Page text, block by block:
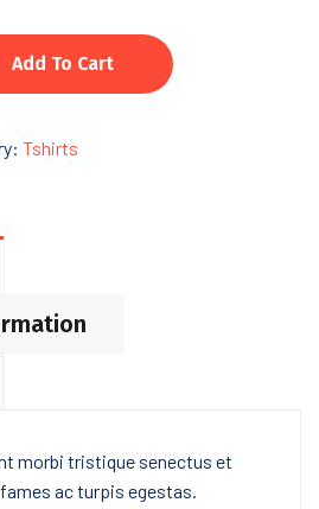
Add To Cart
Tshirts
morbi tristique senectus et
ac turpis egestas.